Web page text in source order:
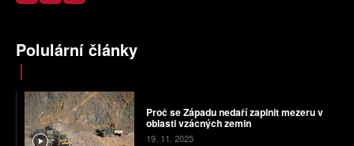
Polulární články
Proč se Západu nedaří zaplnit mezeru v
oblasti vzácných zemin
19. 11. 2025